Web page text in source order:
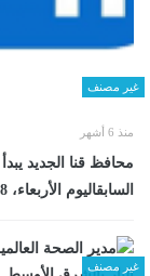
غير مصنف
منذ 6 أشهر
محافظ قنا الجديد
السابقاليوم الأربعاء، 18 فبراير 2026 11:52 صـ
غير مصنف